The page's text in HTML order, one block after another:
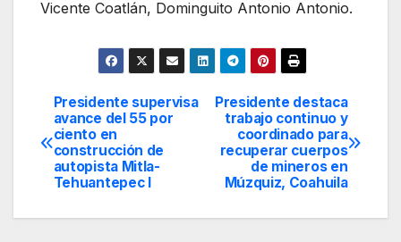
Vicente Coatlán, Dominguito Antonio Antonio.
Navegación
de
entradas
Presidente destaca
trabajo continuo y
coordinado para
recuperar cuerpos
de mineros en
Múzquiz, Coahuila
Presidente supervisa
avance del 55 por
ciento en
construcción de
autopista Mitla-
Tehuantepec I